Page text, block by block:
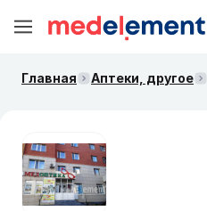
Главная Аптеки, другое